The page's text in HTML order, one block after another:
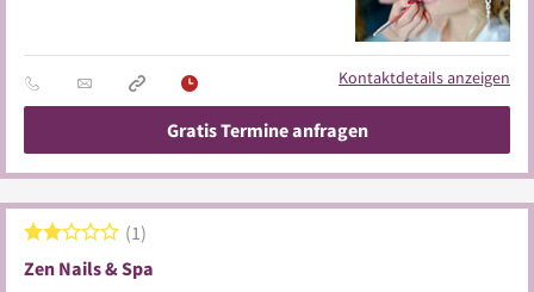
Kontaktdetails anzeigen
Gratis Termine anfragen
Zen Nails & Spa
1